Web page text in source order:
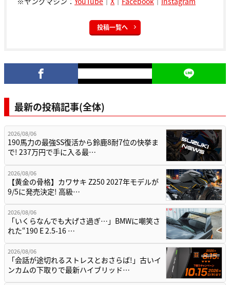
投稿一覧へ
最新の投稿記事(全体)
2026/08/06
190馬力の最強SS復活から鈴鹿8耐7位の快挙ま
で! 237万円で手に入る最…
2026/08/06
【黄金の骨格】カワサキ Z250 2027年モデルが
9/5に発売決定! 高級…
2026/08/06
「いくらなんでも大げさ過ぎ…」BMWに嘲笑さ
れた“190 E 2.5-16 …
2026/08/06
「会話が途切れるストレスとおさらば!」古いイ
ンカムの下取りで最新ハイブリッド…